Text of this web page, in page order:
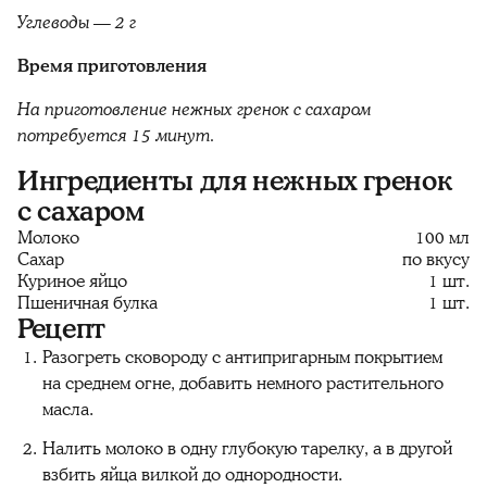
Углеводы — 2 г
Время приготовления
На приготовление нежных гренок с сахаром
потребуется 15 минут.
Ингредиенты для нежных гренок
с сахаром
Молоко
100 мл
Сахар
по вкусу
Куриное яйцо
1 шт.
Пшеничная булка
1 шт.
Рецепт
Разогреть сковороду с антипригарным покрытием
на среднем огне, добавить немного растительного
масла.
Налить молоко в одну глубокую тарелку, а в другой
взбить яйца вилкой до однородности.